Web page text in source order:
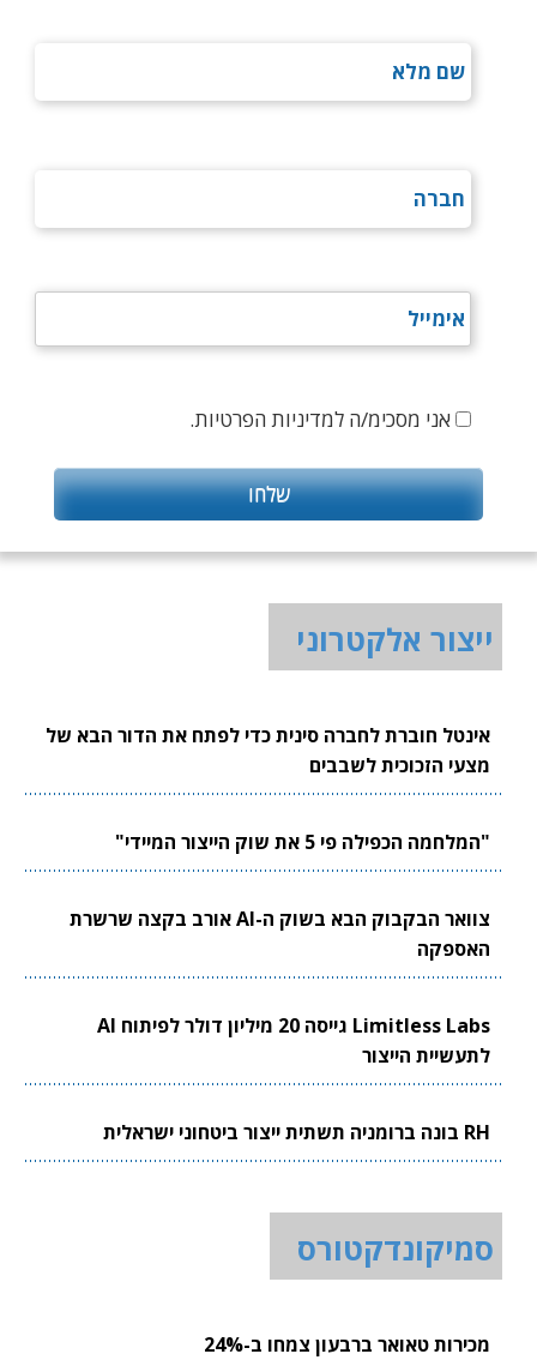
אני מסכימ/ה למדיניות הפרטיות.
ייצור אלקטרוני
אינטל חוברת לחברה סינית כדי לפתח את הדור הבא של
מצעי הזכוכית לשבבים
"המלחמה הכפילה פי 5 את שוק הייצור המיידי"
צוואר הבקבוק הבא בשוק ה-AI אורב בקצה שרשרת
האספקה
Limitless Labs גייסה 20 מיליון דולר לפיתוח AI
לתעשיית הייצור
RH בונה ברומניה תשתית ייצור ביטחוני ישראלית
סמיקונדקטורס
מכירות טאואר ברבעון צמחו ב-24%